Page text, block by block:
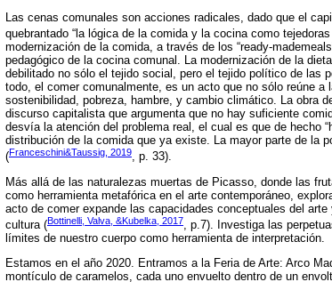
Las cenas comunales son acciones radicales, dado que el
quebrantado “la lógica de la comida y la cocina como
modernización de la comida, a través de los “ready-
pedagógico de la cocina comunal. La modernización de la
debilitado no sólo el tejido social, pero el tejido político de las
todo, el comer comunalmente, es un acto que no sólo reúne
sostenibilidad, pobreza, hambre, y cambio climático. La obra
discurso capitalista que argumenta que no hay suficiente
desvía la atención del problema real, el cual es que de hecho
distribución de la comida que ya existe. La mayor parte de la
(Franceschini&Taussig, 2019, p. 33).
Más allá de las naturalezas muertas de Picasso, donde las
como herramienta metafórica en el arte contemporáneo,
acto de comer expande las capacidades conceptuales del
cultura (Bottinelli, Valva, &Kubelka, 2017, p.7). Investiga las
límites de nuestro cuerpo como herramienta de interpretación.
Estamos en el año 2020. Entramos a la Feria de Arte: Arco
montículo de caramelos, cada uno envuelto dentro de un